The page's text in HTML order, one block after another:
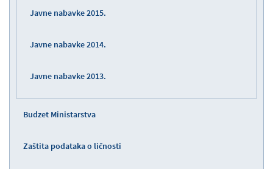
Javne nabavke 2015.
Javne nabavke 2014.
Javne nabavke 2013.
Budzet Ministarstva
Zaštita podataka o ličnosti